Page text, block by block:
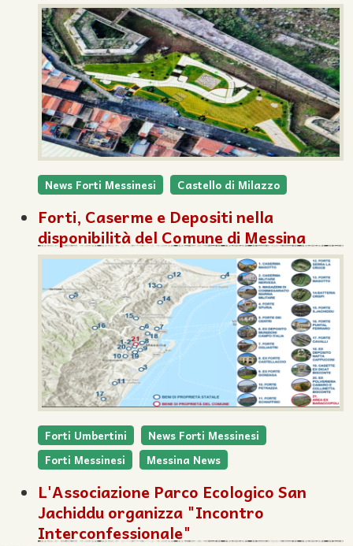
News Forti Messinesi Castello di Milazzo
Forti, Caserme e Depositi nella
disponibilità del Comune di Messina
Forti Umbertini
News Forti Messinesi
Forti Messinesi
Messina News
L'Associazione Parco Ecologico San
Jachiddu organizza "Incontro
Interconfessionale"